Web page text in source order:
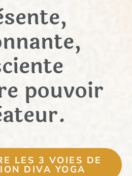
pouvoir
LES 3 VOIES DE
DIVA YOGA